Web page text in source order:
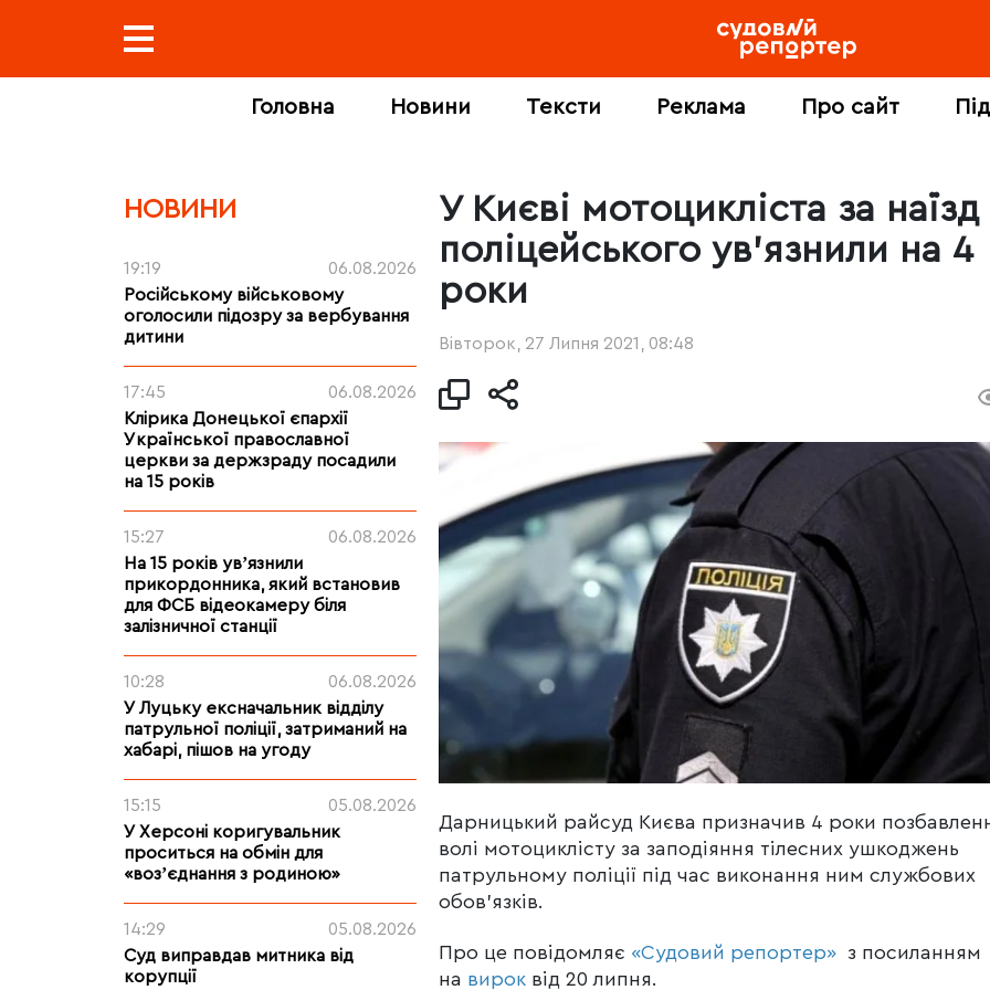
Головна Новини Тексти Реклама Про сайт
НОВИНИ
19:19
06.08.2026
Російському військовому
оголосили підозру за вербування
дитини
17:45
06.08.2026
Клірика Донецької єпархії
Української православної
церкви за держзраду посадили
на 15 років
15:27
06.08.2026
На 15 років увʼязнили
прикордонника, який встановив
для ФСБ відеокамеру біля
залізничної станції
10:28
06.08.2026
У Луцьку ексначальник відділу
патрульної поліції, затриманий на
хабарі, пішов на угоду
15:15
05.08.2026
У Херсоні коригувальник
проситься на обмін для
«возʼєднання з родиною»
14:29
05.08.2026
Суд виправдав митника від
корупції
У Києві мотоцикліста за наїзд
поліцейського ув’язнили на 4
роки
Вівторок, 27 Липня 2021, 08:48
Дарницький райсуд Києва призначив 4 роки
волі мотоциклісту за заподіяння тілесних ушкоджень
патрульному поліції під час виконання ним службових
обов’язків.
Про це повідомляє «Судовий репортер» з посиланням
на вирок від 20 липня.